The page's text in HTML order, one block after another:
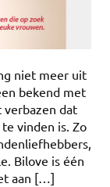
niet meer uit
bekend met
verbazen dat
vinden is. Zo
Bilove is één
aan […]